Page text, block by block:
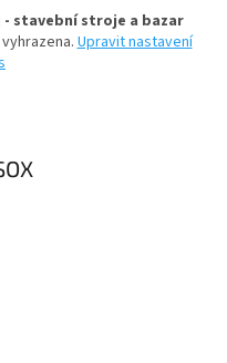
stavební stroje a bazar
vyhrazena.Upravit nastavení